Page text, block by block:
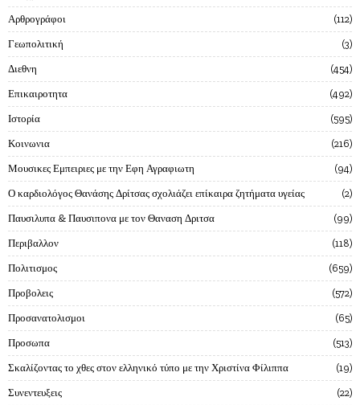
Αρθρογράφοι 112
Γεωπολιτική 3
Διεθνη 454
Επικαιροτητα 492
Ιστορία 595
Κοινωνια 216
Μουσικες Εμπειριες με την Εφη Αγραφιωτη 94
Ο καρδιολόγος Θανάσης Δρίτσας σχολιάζει επίκαιρα ζητήματα υγείας 2
Παυσιλυπα & Παυσιπονα με τον Θαναση Δριτσα 99
Περιβαλλον 118
Πολιτισμος 659
Προβολεις 572
Προσανατολισμοι 65
Προσωπα 513
Σκαλίζοντας το χθες στον ελληνικό τύπο με την Χριστίνα Φίλιππα 19
Συνεντευξεις 22